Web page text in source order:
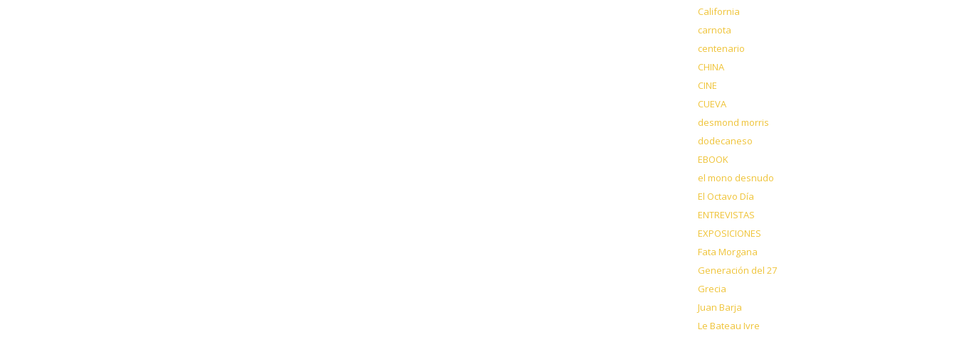
California
carnota
centenario
CHINA
CINE
CUEVA
desmond morris
dodecaneso
EBOOK
el mono desnudo
El Octavo Día
ENTREVISTAS
EXPOSICIONES
Fata Morgana
Generación del 27
Grecia
Juan Barja
Le Bateau Ivre